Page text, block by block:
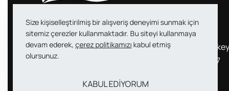
Vivasan Turkey
Dış. Tic. Ltd. Şti.
+90 212 626 38 77
Size kişiselleştirilmiş bir alışveriş deneyimi sunmak için
sitemiz çerezler kullanmaktadır. Bu siteyi kullanmaya
devam ederek, çerez politikamızı kabul etmiş
olursunuz.
KABUL EDİYORUM